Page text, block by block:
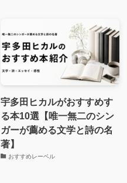
宇多田ヒカルがおすすめす
る本10選【唯一無二のシン
ガーが薦める文学と詩の名
著】
おすすめレーベル